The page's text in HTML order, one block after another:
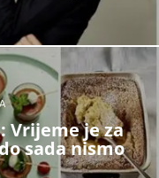
Vrijeme je za
sada nismo